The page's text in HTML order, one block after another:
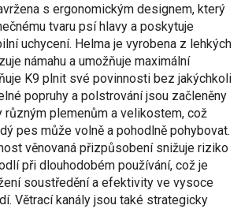
s ergonomickým designem, který
tvaru psí hlavy a poskytuje
uchycení. Helma je vyrobena z lehkých
námahu a umožňuje maximální
K9 plnit své povinnosti bez jakýchkoli
popruhy a polstrování jsou začleněny
různým plemenům a velikostem, což
pes může volně a pohodlně pohybovat.
věnovaná přizpůsobení snižuje riziko
při dlouhodobém používání, což je
soustředění a efektivity ve vysoce
Větrací kanály jsou také strategicky